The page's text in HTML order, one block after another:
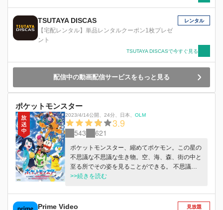
TSUTAYA DISCAS
【宅配レンタル】単品レンタルクーポン1枚プレゼ
ント
レンタル
TSUTAYA DISCASで今すぐ見る
配信中の動画配信サービスをもっと見る
ポケットモンスター
2023/4/14公開 24分 日本 OLM
3.9
543 621
ポケットモンスター、縮めてポケモン。この星の
不思議な不思議な生き物。空、海、森、街の中と
至る所でその姿を見ることができる。 不思議な
ペンダントを持つパルデア出身の少女、リコ。謎
ロイ。 広大なポケットモンスターの世界を舞台
にリコとロイの新たな冒険が始まる！ふたりを待
>>続きを読む
Prime Video 見放題